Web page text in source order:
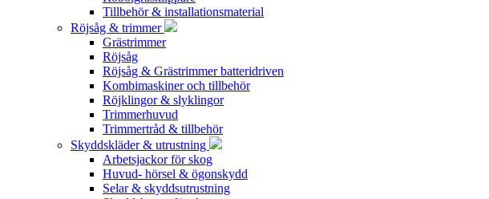
Tillbehör & installationsmaterial
Röjsåg & trimmer
Grästrimmer
Röjsåg
Röjsåg & Grästrimmer batteridriven
Kombimaskiner och tillbehör
Röjklingor & slyklingor
Trimmerhuvud
Trimmertråd & tillbehör
Skyddskläder & utrustning
Arbetsjackor för skog
Huvud- hörsel & ögonskydd
Selar & skyddsutrustning